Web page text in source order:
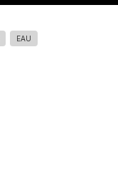
EAU